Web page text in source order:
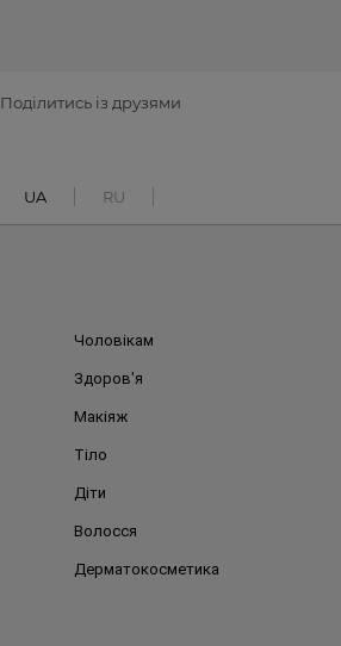
Поділитись із друзями
UA RU
Чоловікам
Здоров'я
Макіяж
Тіло
Діти
Волосся
Дерматокосметика